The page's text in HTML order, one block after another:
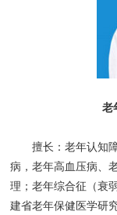
老
擅长：老年认知障
病，老年高血压病、
理；老年综合征（衰
建省老年保健医学研